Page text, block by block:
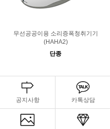
무선공공이용 소리증폭청취기기
(HAHA2)
단종
공지사항 카톡상담